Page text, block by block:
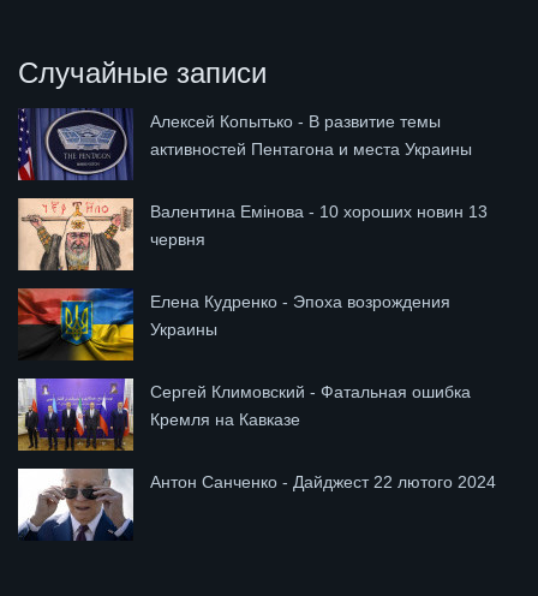
Случайные записи
Алексей Копытько - В развитие темы
активностей Пентагона и места Украины
Валентина Емінова - 10 хороших новин 13
червня
Елена Кудренко - Эпоха возрождения
Украины
Сергей Климовский - Фатальная ошибка
Кремля на Кавказе
Антон Санченко - Дайджест 22 лютого 2024